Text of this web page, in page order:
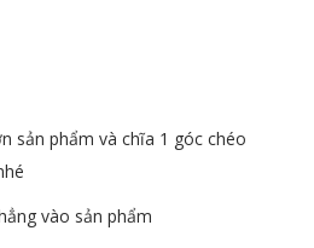
sản phẩm và chĩa 1 góc chéo
vào sản phẩm